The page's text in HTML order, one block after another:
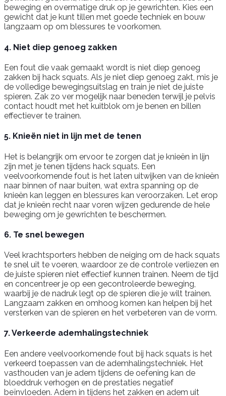
beweging en overmatige druk op je gewrichten. Kies een
gewicht dat je kunt tillen met goede techniek en bouw
langzaam op om blessures te voorkomen.
4. Niet diep genoeg zakken
Een fout die vaak gemaakt wordt is niet diep genoeg
zakken bij hack squats. Als je niet diep genoeg zakt, mis je
de volledige bewegingsuitslag en train je niet de juiste
spieren. Zak zo ver mogelijk naar beneden terwijl je pelvis
contact houdt met het kuitblok om je benen en billen
effectiever te trainen.
5. Knieën niet in lijn met de tenen
Het is belangrijk om ervoor te zorgen dat je knieën in lijn
zijn met je tenen tijdens hack squats. Een
veelvoorkomende fout is het laten uitwijken van de knieën
naar binnen of naar buiten, wat extra spanning op de
knieën kan leggen en blessures kan veroorzaken. Let erop
dat je knieën recht naar voren wijzen gedurende de hele
beweging om je gewrichten te beschermen.
6. Te snel bewegen
Veel krachtsporters hebben de neiging om de hack squats
te snel uit te voeren, waardoor ze de controle verliezen en
de juiste spieren niet effectief kunnen trainen. Neem de tijd
en concentreer je op een gecontroleerde beweging,
waarbij je de nadruk legt op de spieren die je wilt trainen.
Langzaam zakken en omhoog komen kan helpen bij het
versterken van de spieren en het verbeteren van de vorm.
7. Verkeerde ademhalingstechniek
Een andere veelvoorkomende fout bij hack squats is het
verkeerd toepassen van de ademhalingstechniek. Het
vasthouden van je adem tijdens de oefening kan de
bloeddruk verhogen en de prestaties negatief
beïnvloeden. Adem in tijdens het zakken en adem uit